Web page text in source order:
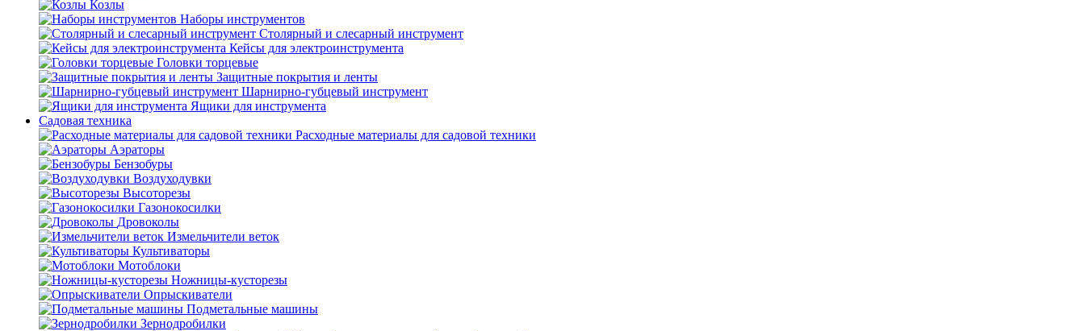
Козлы
Наборы инструментов
Столярный и слесарный инструмент
Кейсы для электроинструмента
Головки торцевые
Защитные покрытия и ленты
Шарнирно-губцевый инструмент
Ящики для инструмента
Садовая техника
Расходные материалы для садовой техники
Аэраторы
Бензобуры
Воздуходувки
Высоторезы
Газонокосилки
Дровоколы
Измельчители веток
Культиваторы
Мотоблоки
Ножницы-кусторезы
Опрыскиватели
Подметальные машины
Зернодробилки